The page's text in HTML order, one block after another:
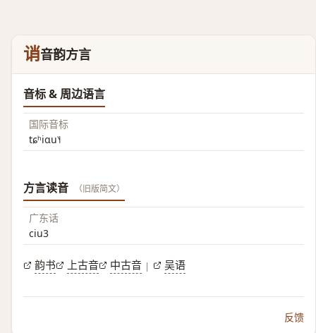
诮音韵方言
音标 & 周边语言
国际音标
tɕʰiɑu˥˧
方言读音 （旧版简文）
广东话
ciu3
韵书 上古音 中古音 | 吴语
反馈